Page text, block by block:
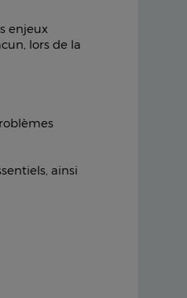
enjeux
lors de la
ainsi